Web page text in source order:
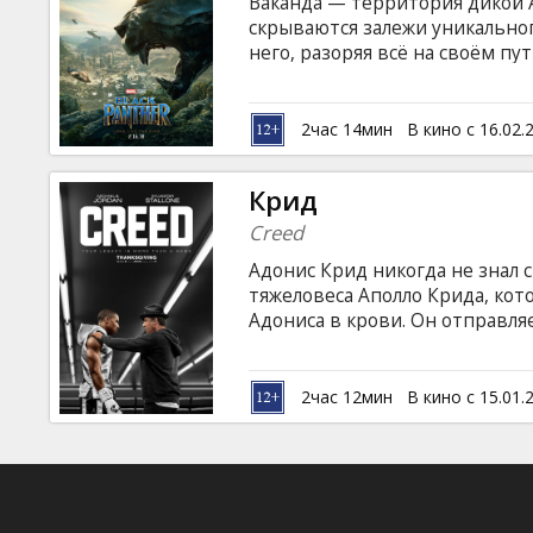
скрываются залежи
него, разоряя всё на своём
много лет беда снова
современных технологий.
именно ему предстоит
надев маску Чёрной Пантеры.
латышском и русском языках.
2час 14мин В кино с
Крид
Creed
Адонис Крид никогда не знал
тяжеловеса Аполло Крида,
Адониса в крови. Он
тренером. Рокки видит в
серьезным боям, - впрочем,
смертельную схватку с,
2час 12мин В кино с